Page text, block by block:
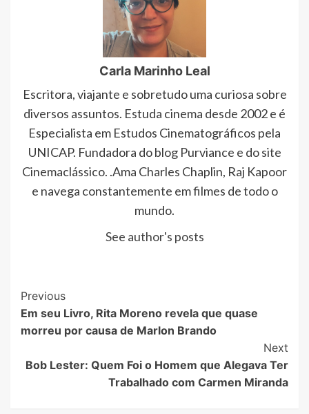
Carla Marinho Leal
Escritora, viajante e sobretudo uma curiosa sobre
diversos assuntos. Estuda cinema desde 2002 e é
Especialista em Estudos Cinematográficos pela
UNICAP. Fundadora do blog Purviance e do site
Cinemaclássico. .Ama Charles Chaplin, Raj Kapoor
e navega constantemente em filmes de todo o
mundo.
See author's posts
Post
Navigation
Previous
Em seu Livro, Rita Moreno revela que quase
morreu por causa de Marlon Brando
Next
Bob Lester: Quem Foi o Homem que Alegava Ter
Trabalhado com Carmen Miranda